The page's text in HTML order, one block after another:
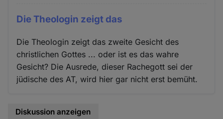
Die Theologin zeigt das
Die Theologin zeigt das zweite Gesicht des
christlichen Gottes ... oder ist es das wahre
Gesicht? Die Ausrede, dieser Rachegott sei der
jüdische des AT, wird hier gar nicht erst bemüht.
Diskussion anzeigen